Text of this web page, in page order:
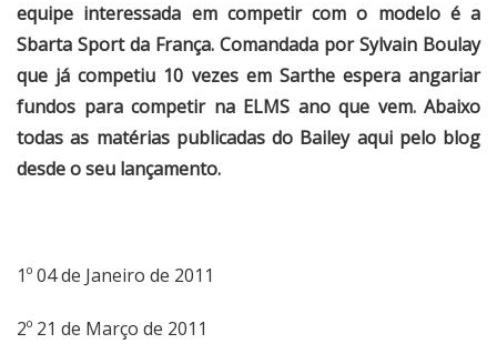
equipe interessada em competir com o modelo é a
Sbarta Sport da França. Comandada por Sylvain Boulay
que já competiu 10 vezes em Sarthe espera angariar
fundos para competir na ELMS ano que vem. Abaixo
todas as matérias publicadas do Bailey aqui pelo blog
desde o seu lançamento.
1º 04 de Janeiro de 2011
2º 21 de Março de 2011